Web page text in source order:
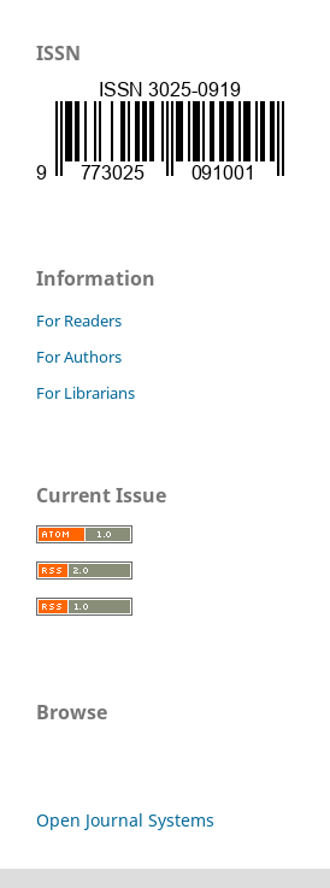
ISSN
Information
For Readers
For Authors
For Librarians
Current Issue
Browse
Open Journal Systems